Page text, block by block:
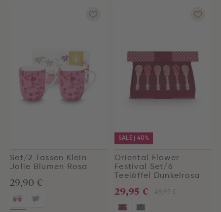
Set/2 Tassen Klein
Jolie Blumen Rosa
29,90 €
SALE | 40%
Oriental Flower
Festival Set/6
Teelöffel Dunkelrosa
49,95 €
29,95 €